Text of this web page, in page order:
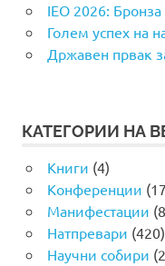
IEO 2026:
Голем успех на
Државен првак
КАТЕГОРИИ НА
Книги (4)
Конференции
Манифестации
Натпревари (420)
Научни собири